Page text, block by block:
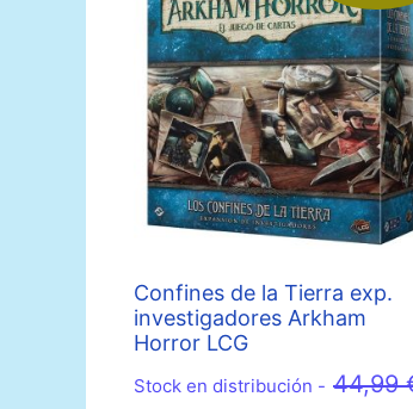
Confines de la Tierra exp.
investigadores Arkham
Horror LCG
Stock en distribución - 44,99